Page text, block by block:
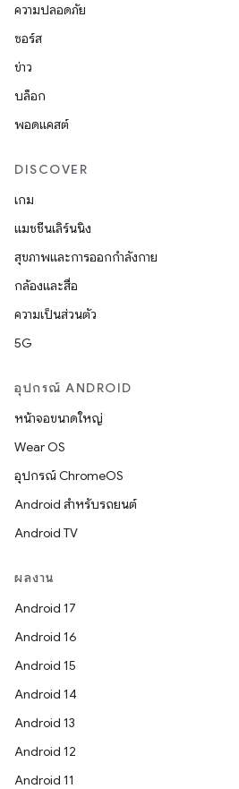
ความปลอดภัย
ซอร์ส
ข่าว
บล็อก
พอดแคสต์
DISCOVER
เกม
แมชชีนเลิร์นนิง
สุขภาพและการออกกำลังกาย
กล้องและสื่อ
ความเป็นส่วนตัว
5G
อุปกรณ์ ANDROID
หน้าจอขนาดใหญ่
Wear OS
อุปกรณ์ ChromeOS
Android สำหรับรถยนต์
Android TV
ผลงาน
Android 17
Android 16
Android 15
Android 14
Android 13
Android 12
Android 11